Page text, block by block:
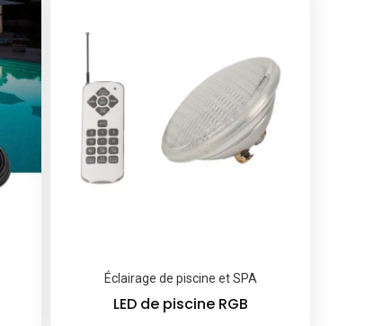
Éclairage de piscine et SPA
LED de piscine RGB